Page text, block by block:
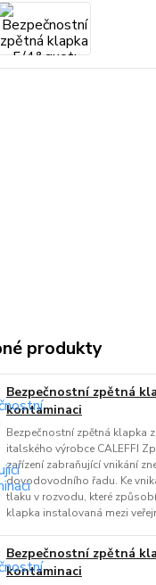
produkty
Bezpečnostní zpětná
kontaminaci
Bezpečnostní zpětná klapka
italského výrobce CALEFFI
zařízení zabraňující vnikání
dovodovodního řadu. Ke
tlaku v rozvodu, které
klapka instalovaná mezi
Bezpečnostní zpětná
kontaminaci